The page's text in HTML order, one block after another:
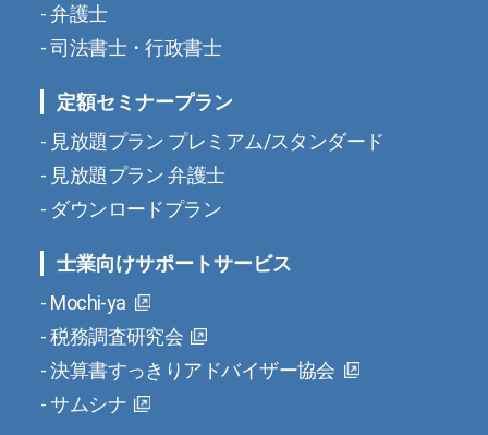
弁護士
司法書士・行政書士
定額セミナープラン
見放題プラン プレミアム/スタンダード
見放題プラン 弁護士
ダウンロードプラン
士業向けサポートサービス
Mochi-ya
税務調査研究会
決算書すっきりアドバイザー協会
サムシナ